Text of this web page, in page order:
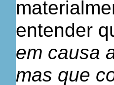
entender
em causa
mas que